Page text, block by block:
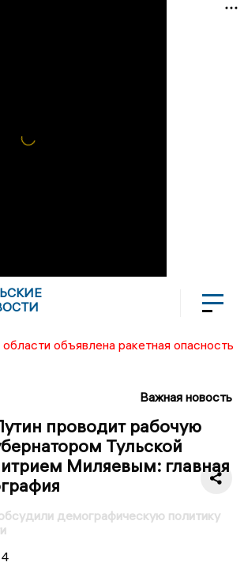
объявлена ракетная опасность
Важная новость
проводит рабочую
Тульской
Миляевым: главная
демографическую политику